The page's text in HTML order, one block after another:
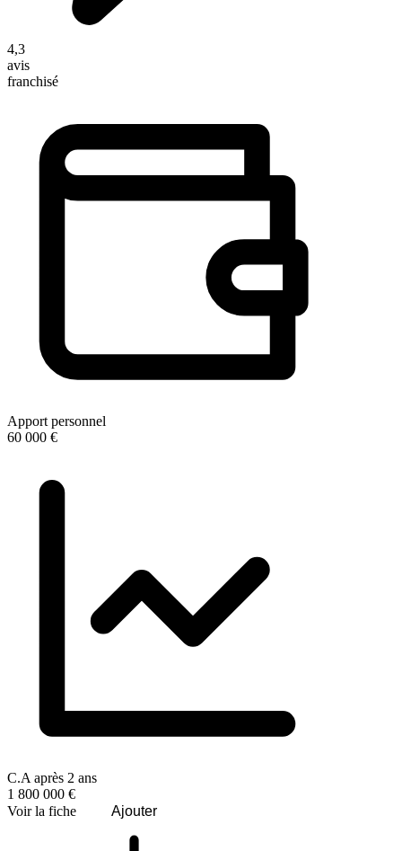
4,3
avis
franchisé
Apport personnel
60 000 €
C.A après 2 ans
1 800 000 €
Voir la fiche
Ajouter